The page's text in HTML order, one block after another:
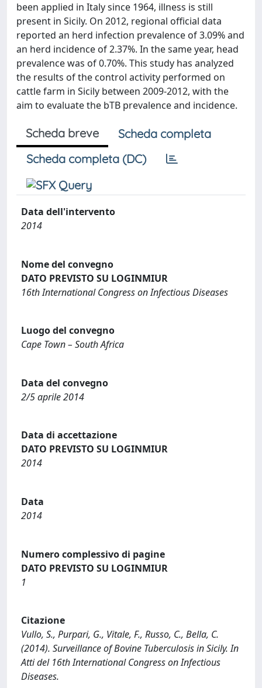
been applied in Italy since 1964, illness is still
present in Sicily. On 2012, regional official data
reported an herd infection prevalence of 3.09% and
an herd incidence of 2.37%. In the same year, head
prevalence was of 0.70%. This study has analyzed
the results of the control activity performed on
cattle farm in Sicily between 2009-2012, with the
aim to evaluate the bTB prevalence and incidence.
Scheda breve
Scheda completa
Scheda completa (DC)
Data dell'intervento
2014
Nome del convegno
DATO PREVISTO SU LOGINMIUR
16th International Congress on Infectious Diseases
Luogo del convegno
Cape Town – South Africa
Data del convegno
2/5 aprile 2014
Data di accettazione
DATO PREVISTO SU LOGINMIUR
2014
Data
2014
Numero complessivo di pagine
DATO PREVISTO SU LOGINMIUR
1
Citazione
Vullo, S., Purpari, G., Vitale, F., Russo, C., Bella, C.
(2014). Surveillance of Bovine Tuberculosis in Sicily. In
Atti del 16th International Congress on Infectious
Diseases.